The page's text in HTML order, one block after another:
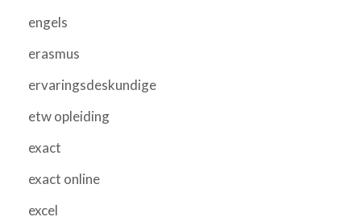
engels
erasmus
ervaringsdeskundige
etw opleiding
exact
exact online
excel